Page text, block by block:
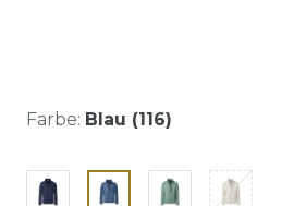
Farbe: Blau (116)